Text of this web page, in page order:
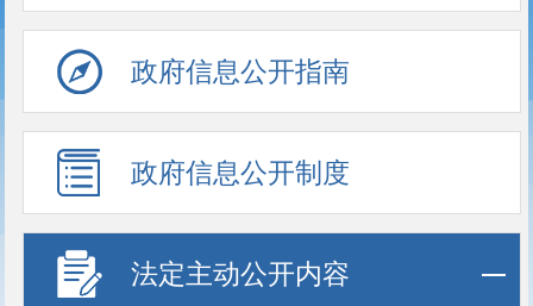
政府信息公开指南
政府信息公开制度
法定主动公开内容